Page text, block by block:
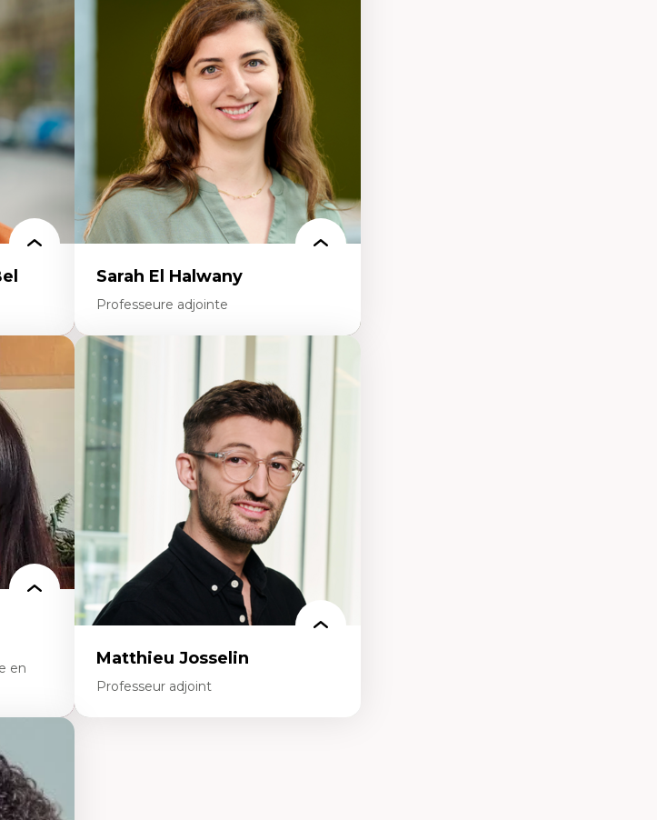
Économie circulaire
Modèles d’affaires durables
Histoire des faits économiques
Gestion durable des ressources naturelles
Écologie industrielle
Aménagement durable du territoire
Développement régional
Coopératives
Télétravail en milieu rural francophone
Transition socio-écologique
Sarah El Halwany
Professeure adjointe
Expertises
Les apports pédagogiques des théories de
l'affect, du posthumanisme, du féminisme
dans l'éducation aux sciences
L'apprentissage des sciences/STIM dans une
perspective socioécologique de care
L’insertion professionnelle des
enseignant.e.s
en
en santé
Matthieu Josselin
Professeur adjoint